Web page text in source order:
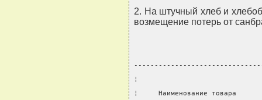
2. На штучный хлеб и
возмещение потерь от
¦
¦     Наименование